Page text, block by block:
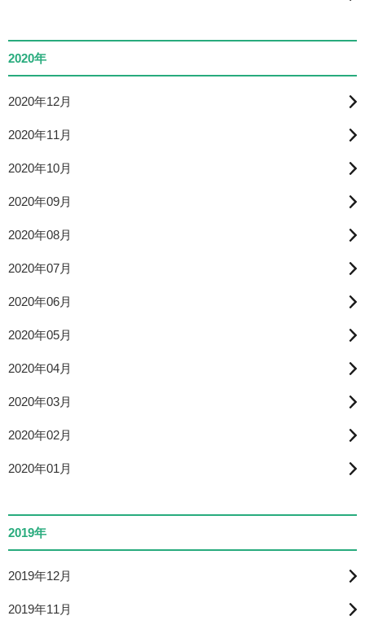
2020年
2020年12月
2020年11月
2020年10月
2020年09月
2020年08月
2020年07月
2020年06月
2020年05月
2020年04月
2020年03月
2020年02月
2020年01月
2019年
2019年12月
2019年11月